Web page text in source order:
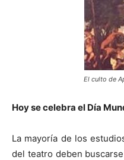
El culto de
Hoy se celebra el Día
La mayoría de los
del teatro deben